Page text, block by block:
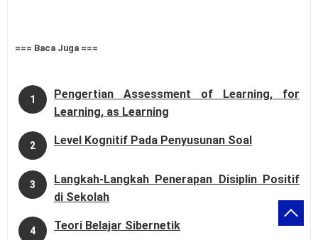
=== Baca Juga ===
1
Pengertian Assessment of Learning, for
Learning, as Learning
2 Level Kognitif Pada Penyusunan Soal
3
Langkah-Langkah Penerapan Disiplin Positif
di Sekolah
4 Teori Belajar Sibernetik